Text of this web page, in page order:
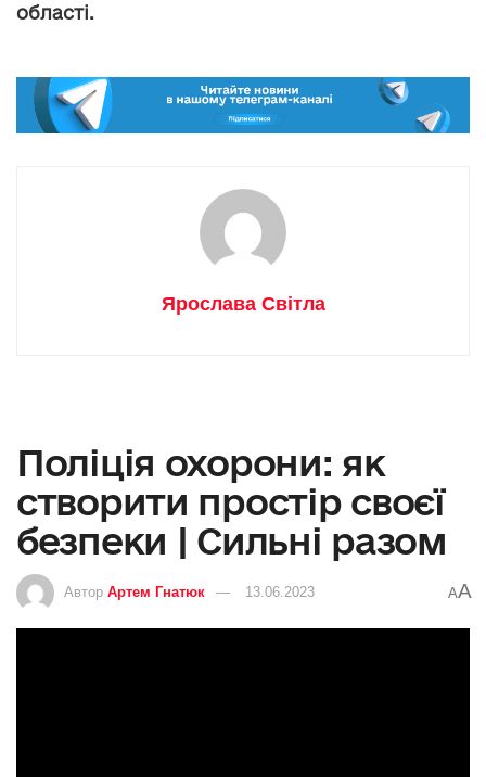
області.
Ярослава Світла
Поліція охорони: як
створити простір своєї
безпеки | Сильні разом
Автор Артем Гнатюк 13.06.2023 AA